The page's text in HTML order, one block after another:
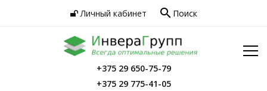
Личный кабинет search Поиск
Главная
+375 29 650-75-79
+375 29 775-41-05
Услуги
Сервис
Инфо
Контакты